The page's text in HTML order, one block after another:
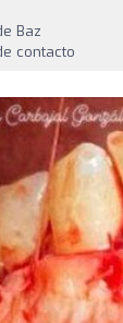
Baz
contacto